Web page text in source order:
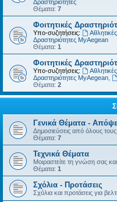
Δραστηριότητες
Θέματα: 7
Φοιτητικές
Υπο-συζητήσεις:
Δραστηριότητες MyAegean
Θέματα: 1
Φοιτητικές
Υπο-συζητήσεις:
Δραστηριότητες MyAegean
Θέματα: 2
Γενικά Θέματα -
Δημοσιεύσεις από όλους
Θέματα: 7
Τεχνικά Θέματα
Μοιραστείτε τη γνώση σας
Θέματα: 1
Σχόλια - Προτάσεις
Σχόλια και προτάσεις για